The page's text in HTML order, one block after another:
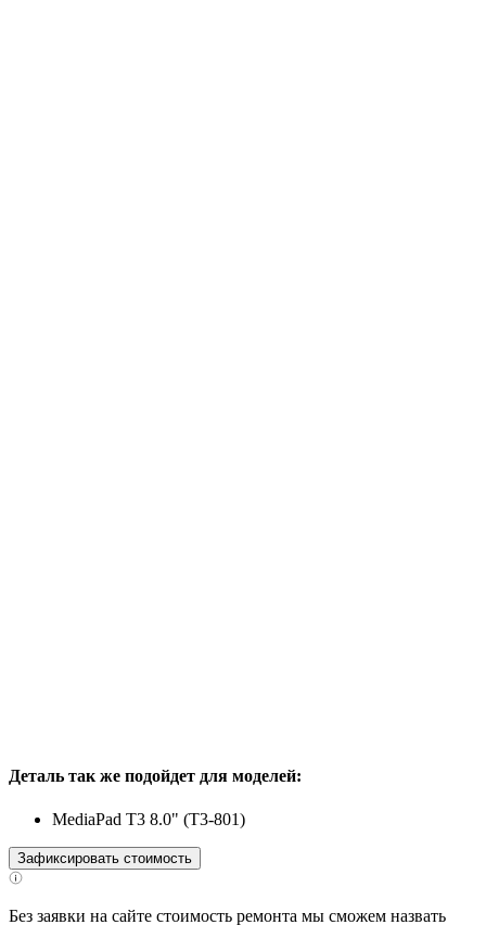
Деталь так же подойдет для моделей:
MediaPad T3 8.0" (T3-801)
Зафиксировать стоимость
Без заявки на сайте стоимость ремонта мы сможем назвать